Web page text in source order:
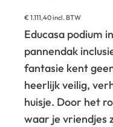
€1.111,40incl. BTW
Educasa podium
pannendak
fantasie kent
heerlijk veilig,
huisje. Door het
waar je vriendjes